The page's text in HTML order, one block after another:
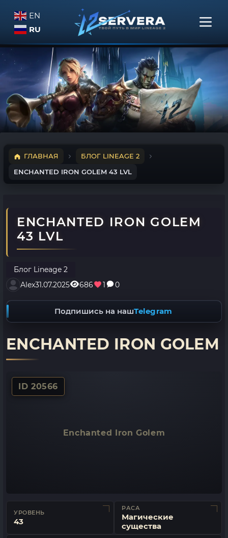
EN
RU
ГЛАВНАЯ
БЛОГ LINEAGE 2
ENCHANTED IRON GOLEM 43 LVL
ENCHANTED IRON GOLEM
43 LVL
Блог Lineage 2
Alex31.07.2025 686 1 0
Подпишись на нашTelegram
ENCHANTED IRON GOLEM
ID 20566
Enchanted Iron Golem
УРОВЕНЬ
43
РАСА
Магические
существа